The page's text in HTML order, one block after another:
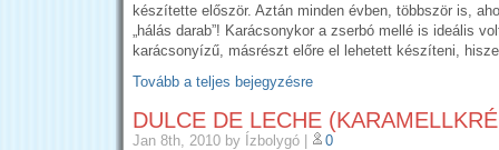
készítette először. Aztán minden évben, többször is,
„hálás darab”! Karácsonykor a zserbó mellé is ideális
karácsonyízű, másrészt előre el lehetett készíteni,
Tovább a teljes bejegyzésre
DULCE DE LECHE
Jan 8th, 2010 by Ízbolygó
0